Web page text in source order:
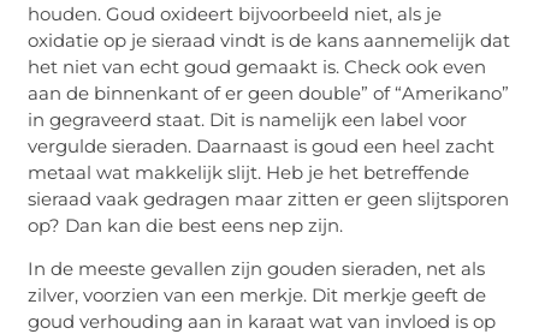
houden. Goud oxideert bijvoorbeeld niet, als je
oxidatie op je sieraad vindt is de kans aannemelijk dat
het niet van echt goud gemaakt is. Check ook even
aan de binnenkant of er geen double” of “Amerikano”
in gegraveerd staat. Dit is namelijk een label voor
vergulde sieraden. Daarnaast is goud een heel zacht
metaal wat makkelijk slijt. Heb je het betreffende
sieraad vaak gedragen maar zitten er geen slijtsporen
op? Dan kan die best eens nep zijn.
In de meeste gevallen zijn gouden sieraden, net als
zilver, voorzien van een merkje. Dit merkje geeft de
goud verhouding aan in karaat wat van invloed is op